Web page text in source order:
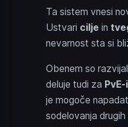
Ta sistem vnesi
Ustvari cilje in
nevarnost sta si
Obenem so
deluje tudi za
je mogoče
sodelovanja